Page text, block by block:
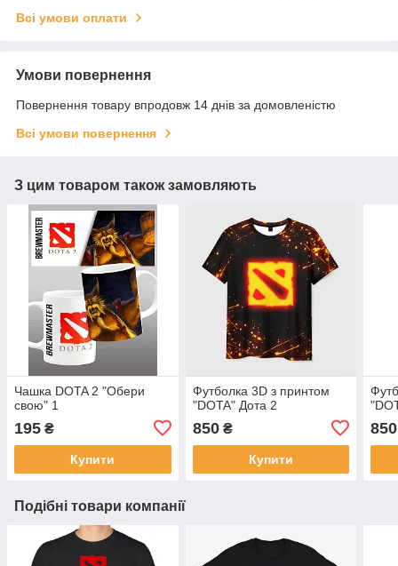
Всі умови оплати
Умови повернення
Повернення товару впродовж 14 днів за домовленістю
Всі умови повернення
З цим товаром також замовляють
Чашка DOTA 2 "Обери
свою" 1
195 ₴
Купити
Футболка 3D з принтом
"DOTA" Дота 2
850₴
Купити
850
Подібні товари компанії